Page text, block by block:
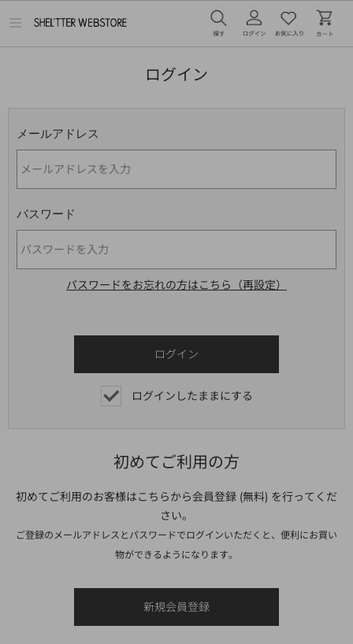
メ
ログイン
メールアドレス
パスワード
パスワードをお忘れの方はこちら（再設定）
ログインしたままにする
初めてご利用の方
初めてご利用のお客様はこちらから会員登録 (無料) を行ってくだ
さい。
ご登録のメールアドレスとパスワードでログインいただくと、便利にお買い
物ができるようになります。